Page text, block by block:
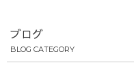
ブログ
BLOG CATEGORY